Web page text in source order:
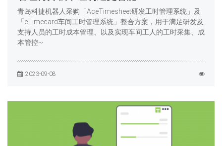
青岛科捷机器人采购「AceTimesheet研发工时管理系统」及
「eTimecard车间工时管理系统」整合方案，用于满足研发及
支持人员的工时成本管理、以及实现车间工人的工时采集、成
本管控~
2023-09-08